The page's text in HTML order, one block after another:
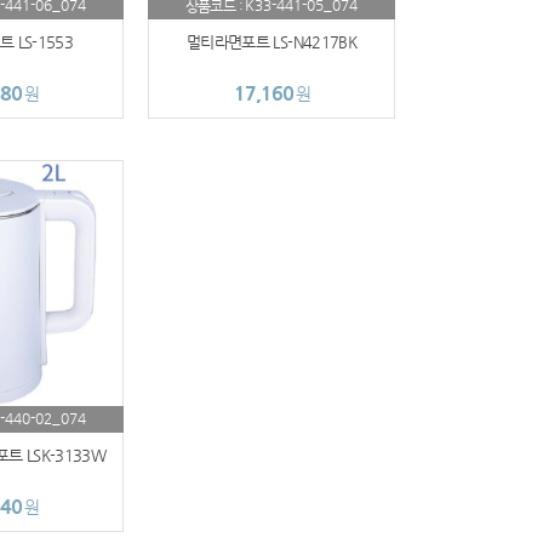
441-06_074
LS-1553
원
상품코드 : K33-441-05_074
멀티라면포트 LS-N4217BK
17,160원
440-02_074
트 LSK-3133W
원